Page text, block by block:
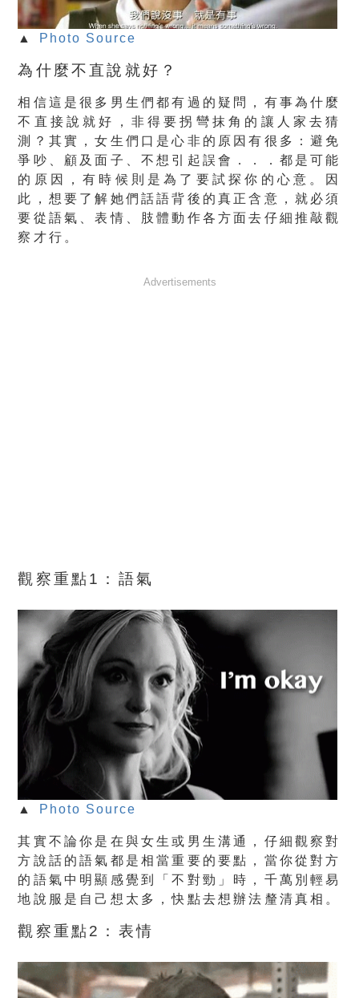
▲ Photo Source
為什麼不直說就好？
相信這是很多男生們都有過的疑問，有事為什麼
不直接說就好，非得要拐彎抹角的讓人家去猜
測？其實，女生們口是心非的原因有很多：避免
爭吵、顧及面子、不想引起誤會．．．都是可能
的原因，有時候則是為了要試探你的心意。因
此，想要了解她們話語背後的真正含意，就必須
要從語氣、表情、肢體動作各方面去仔細推敲觀
察才行。
Advertisements
觀察重點1：語氣
▲ Photo Source
其實不論你是在與女生或男生溝通，仔細觀察對
方說話的語氣都是相當重要的要點，當你從對方
的語氣中明顯感覺到「不對勁」時，千萬別輕易
地說服是自己想太多，快點去想辦法釐清真相。
觀察重點2：表情